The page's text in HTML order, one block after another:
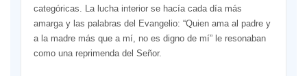
categóricas. La lucha interior se hacía cada día más
amarga y las palabras del Evangelio: “Quien ama al padre y
a la madre más que a mí, no es digno de mí” le resonaban
como una reprimenda del Señor.